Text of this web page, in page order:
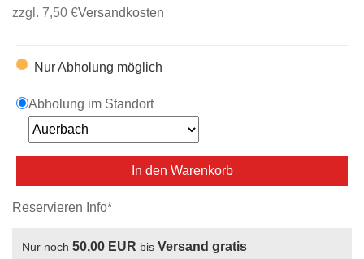
zzgl. 7,50 €Versandkosten
Nur Abholung möglich
Abholung im Standort
In den Warenkorb
Reservieren Info*
Nur noch 50,00 EUR bis Versand gratis